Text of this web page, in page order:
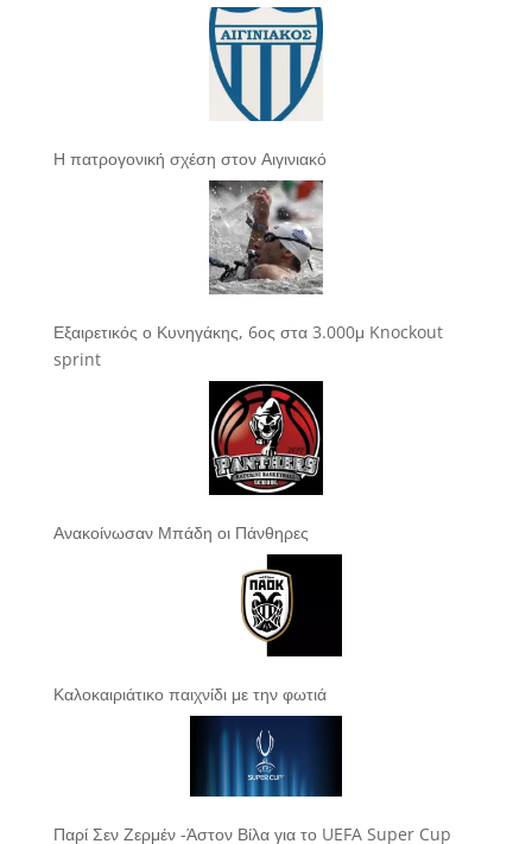
Η πατρογονική σχέση στον Αιγινιακό
Εξαιρετικός ο Κυνηγάκης, 6ος στα 3.000μ Knockout
sprint
Ανακοίνωσαν Μπάδη οι Πάνθηρες
Καλοκαιριάτικο παιχνίδι με την φωτιά
Παρί Σεν Ζερμέν -Άστον Βίλα για το UEFA Super Cup